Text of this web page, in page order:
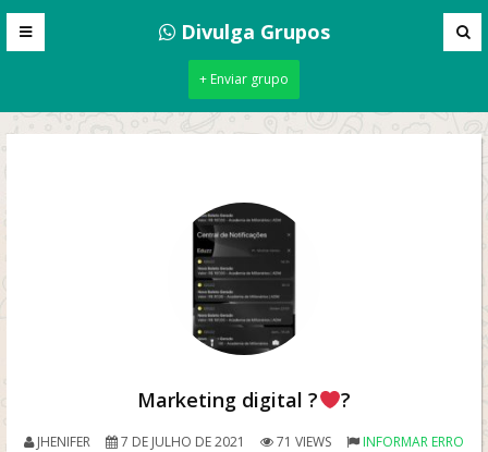
Divulga Grupos
+ Enviar grupo
Marketing digital ? ?
JHENIFER 7 DE JULHO DE 2021 71 VIEWS INFORMAR ERRO